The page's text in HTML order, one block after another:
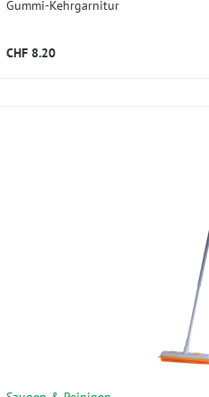
Gummi-Kehrgarnitur
CHF 8.20